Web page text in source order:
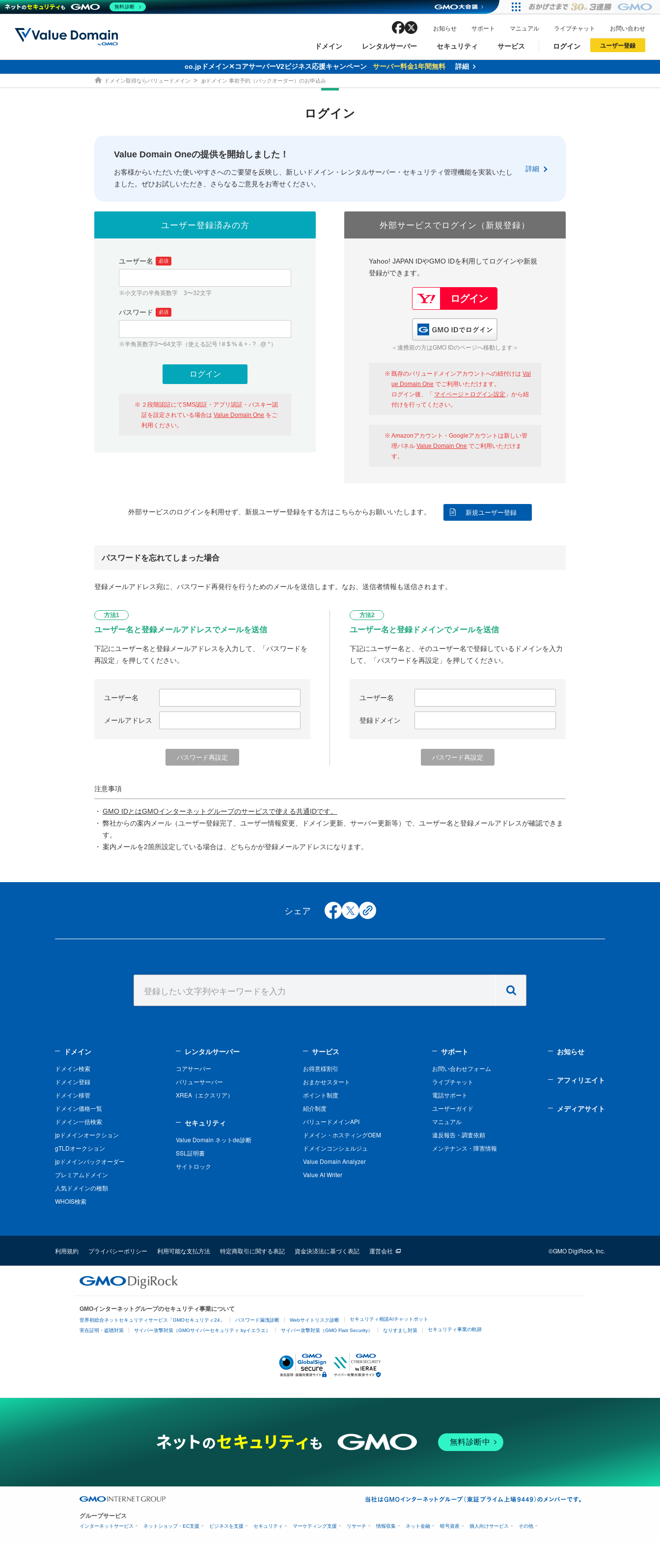
ドメイン
ドメイン ドメイン検索
ドメイン一括検索
人気ドメインの種類 WHOIS検索
レンタルサーバー
レンタルサーバー コアサーバー
セキュリティ
セキュリティ Value Domain ネットde診断
サービス
サービス お得意様割引
バリュードメインAPI
facebook お知らせ サポート マニュアル ライブチャット お問い合わせ
ログイン
従来のバリュードメインをご利用希望の方 おすすめ One レンタルサーバーを含む最新の機能を使う方
以下でもログイン可能
ユーザー登録
従来のバリュードメインをご利用希望の方 おすすめ One レンタルサーバーを含む最新の機能を使う方
以下でも登録可能
co.jpドメイン✕コアサーバーV2ビジネス応援キャンペーン サーバー料金1年間無料 詳細
ドメイン取得ならバリュードメイン .jpドメイン 事前予約（バックオーダー）のお申込み
ログイン
Value Domain Oneの提供を開始しました！
お客様からいただいた使いやすさへのご要望を反映し、新しいドメイン・レンタルサーバー・セキュリティ管理機能を実装いたし
ました。ぜひお試しいただき、さらなるご意見をお寄せください。
詳細
ユーザー登録済みの方
ユーザー名 必須
※小文字の半角英数字 3〜32文字
パスワード 必須
※半角英数字3〜64文字（使える記号 ! # $ % & + - ? . @ ^）
２段階認証にてSMS認証・アプリ認証・パスキー認
証を設定されている場合はValue Domain One をご
利用ください。
外部サービスでログイン（新規登録）
Yahoo! JAPAN IDやGMO IDを利用してログインや新規
登録ができます。
＜連携前の方はGMO IDのページへ移動します＞
既存のバリュードメインアカウントへの紐付けはVal
ue Domain One でご利用いただけます。
ログイン後、「 マイページ > ログイン設定 」から紐
付けを行ってください。
Amazonアカウント・Googleアカウントは新しい管
理パネルValue Domain One でご利用いただけま
す。
外部サービスのログインを利用せず、新規ユーザー登録をする方はこちらからお願いいたします。 新規ユーザー登録
パスワードを忘れてしまった場合
登録メールアドレス宛に、パスワード再発行を行うためのメールを送信します。なお、送信者情報も送信されます。
方法1
ユーザー名と登録メールアドレスでメールを送信
下記にユーザー名と登録メールアドレスを入力して、「パスワードを
再設定」を押してください。
ユーザー名
メールアドレス
方法2
ユーザー名と登録ドメインでメールを送信
下記にユーザー名と、そのユーザー名で登録しているドメインを入力
して、「パスワードを再設定」を押してください。
ユーザー名
登録ドメイン
注意事項
GMO IDとはGMOインターネットグループのサービスで使える共通IDです。
弊社からの案内メール（ユーザー登録完了、ユーザー情報変更、ドメイン更新、サーバー更新等）で、ユーザー名と登録メールアドレスが確認できま
す。
案内メールを2箇所設定している場合は、どちらかが登録メールアドレスになります。
シェア facebook
x copy
ドメイン
ドメイン検索
ドメイン登録
ドメイン移管
ドメイン価格一覧
ドメイン一括検索
jpドメインオークション
gTLDオークション
jpドメインバックオーダー
プレミアムドメイン
人気ドメインの種類
WHOIS検索
レンタルサーバー
コアサーバー
バリューサーバー
XREA（エクスリア）
セキュリティ
Value Domain ネットde診断
SSL証明書
サイトロック
サービス
お得意様割引
おまかせスタート
ポイント制度
紹介制度
バリュードメインAPI
ドメイン・ホスティングOEM
ドメインコンシェルジュ
Value Domain Analyzer
Value AI Writer
サポート
お問い合わせフォーム
ライブチャット
電話サポート
ユーザーガイド
マニュアル
違反報告・調査依頼
メンテナンス・障害情報
お知らせ
アフィリエイト
メディアサイト
利用規約 プライバシーポリシー 利用可能な支払方法 特定商取引に関する表記 資金決済法に基づく表記 運営会社 ©GMO DigiRock, Inc.
GMOインターネットグループのセキュリティ事業について
世界初総合ネットセキュリティサービス「GMOセキュリティ24」 パスワード漏洩診断 Webサイトリスク診断 セキュリティ相談AIチャットボット
実在証明・盗聴対策 サイバー攻撃対策（GMOサイバーセキュリティ byイエラエ） サイバー攻撃対策（GMO Flatt Security） なりすまし対策 セキュリティ事業の軌跡
無料診断中
グループサービス
インターネットサービス ネットショップ・EC支援 ビジネスを支援 セキュリティ マーケティング支援 リサーチ 情報収集 ネット金融 暗号資産 個人向けサービス その他
無料診断